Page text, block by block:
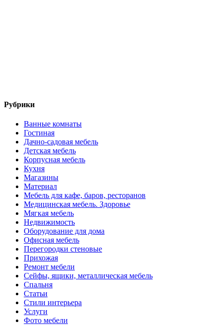
Рубрики
Ванные комнаты
Гостиная
Дачно-садовая мебель
Детская мебель
Корпусная мебель
Кухня
Магазины
Материал
Мебель для кафе, баров, ресторанов
Медицинская мебель. Здоровье
Мягкая мебель
Недвижимость
Оборудование для дома
Офисная мебель
Перегородки стеновые
Прихожая
Ремонт мебели
Сейфы, ящики, металлическая мебель
Спальня
Статьи
Стили интерьера
Услуги
Фото мебели